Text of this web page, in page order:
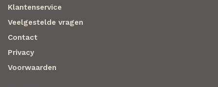
Klantenservice
Veelgestelde vragen
Contact
Privacy
Voorwaarden